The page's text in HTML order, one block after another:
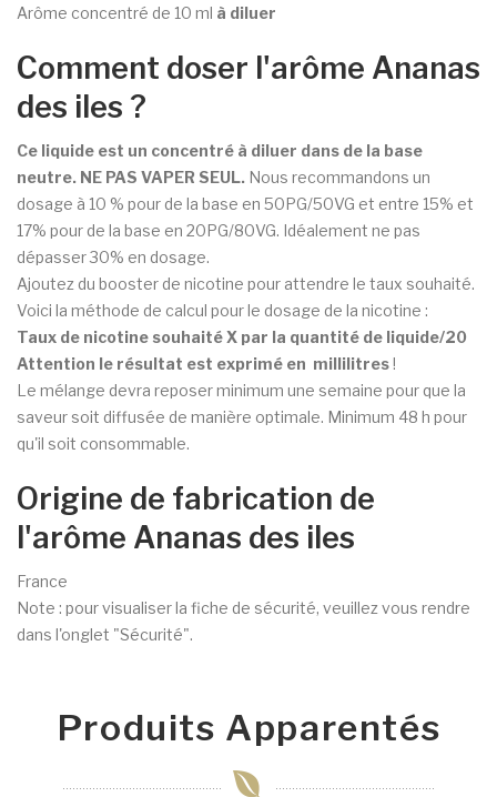
Arôme concentré de 10 ml à diluer
Comment doser l'arôme Ananas
des iles ?
Ce liquide est un concentré à diluer dans de la base
neutre. NE PAS VAPER SEUL. Nous recommandons un
dosage à 10 % pour de la base en 50PG/50VG et entre 15% et
17% pour de la base en 20PG/80VG. Idéalement ne pas
dépasser 30% en dosage.
Ajoutez du booster de nicotine pour attendre le taux souhaité.
Voici la méthode de calcul pour le dosage de la nicotine :
Taux de nicotine souhaité X par la quantité de liquide/20
Attention le résultat est exprimé en millilitres!
Le mélange devra reposer minimum une semaine pour que la
saveur soit diffusée de manière optimale. Minimum 48 h pour
qu'il soit consommable.
Origine de fabrication de
l'arôme Ananas des iles
France
Note : pour visualiser la fiche de sécurité, veuillez vous rendre
dans l'onglet "Sécurité".
Produits Apparentés